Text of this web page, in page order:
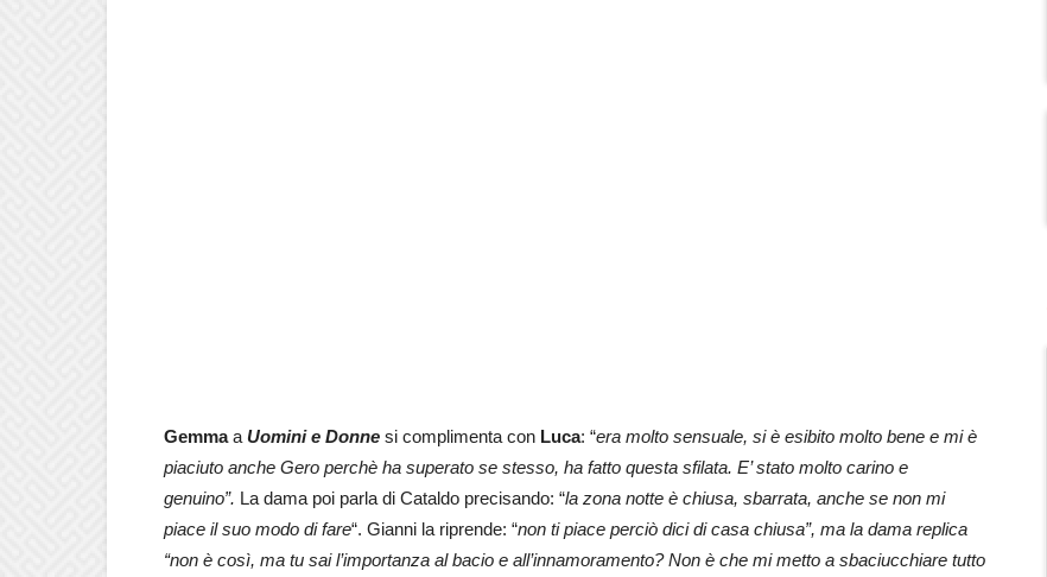
Gemmaa Uomini e Donne si complimenta con Luca: “era molto sensuale, si è esibito molto bene e mi è
piaciuto anche Gero perchè ha superato se stesso, ha fatto questa sfilata. E’ stato molto carino e
genuino”. La dama poi parla di Cataldo precisando: “la zona notte è chiusa, sbarrata, anche se non mi
piace il suo modo di fare“. Gianni la riprende: “non ti piace perciò dici di casa chiusa”, ma la dama replica
“non è così, ma tu sai l’importanza al bacio e all’innamoramento? Non è che mi metto a sbaciucchiare tutto